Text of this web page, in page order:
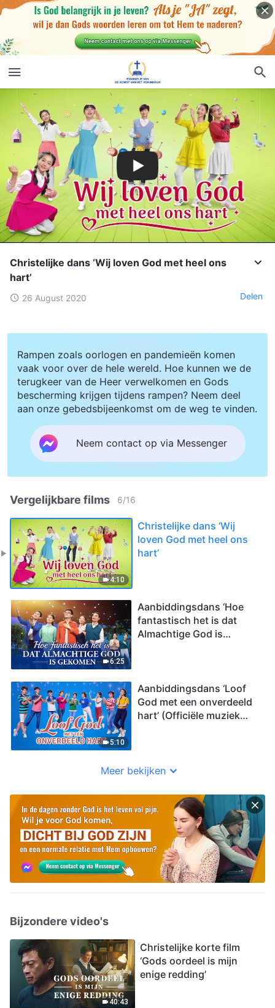
Christelijke dans ‘Wij loven God met heel ons
hart’
26 August 2020 Delen
Rampen zoals oorlogen en pandemieën komen
vaak voor over de hele wereld. Hoe kunnen we de
terugkeer van de Heer verwelkomen en Gods
bescherming krijgen tijdens rampen? Neem deel
aan onze gebedsbijeenkomst om de weg te vinden.
Neem contact op via Messenger
Vergelijkbare films 6/16
4:10
Christelijke dans ‘Wij
loven God met heel ons
hart’
6:25
Aanbiddingsdans ‘Hoe
fantastisch het is dat
Almachtige God is
5:10
Aanbiddingsdans ‘Loof
God met een onverdeeld
hart’ (Officiële muziek
Meer bekijken
Bijzondere video's
40:43
Christelijke korte film
‘Gods oordeel is mijn
enige redding’